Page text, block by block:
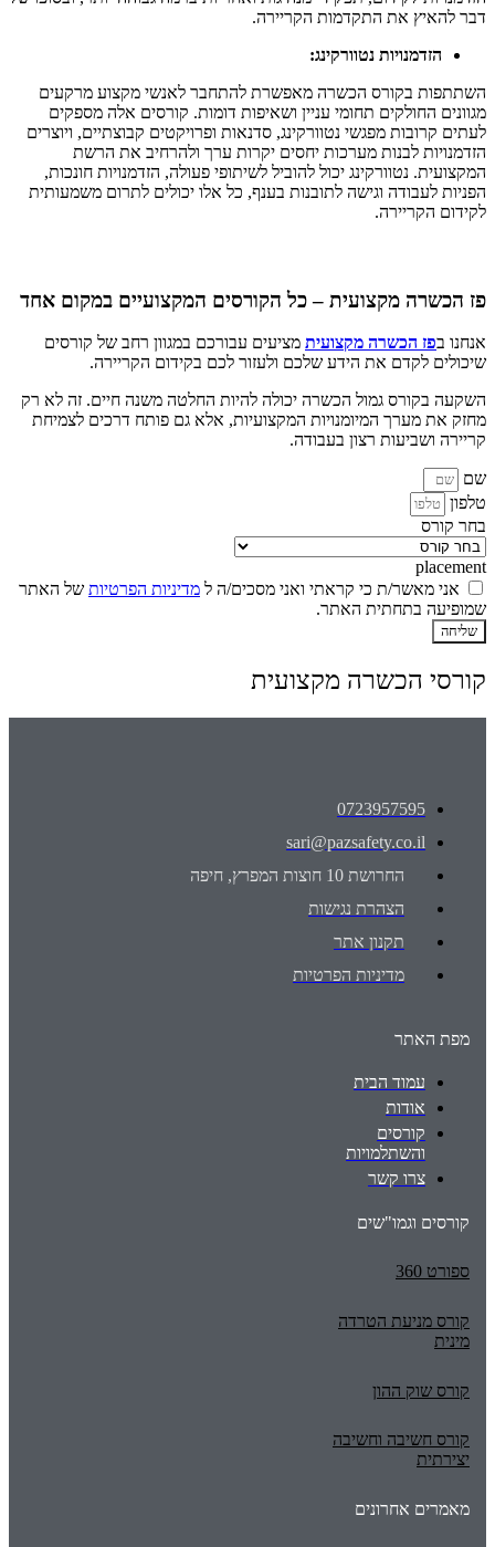
דבר להאיץ את התקדמות הקריירה.
הזדמנויות נטוורקינג:
השתתפות בקורס הכשרה מאפשרת להתחבר לאנשי מקצוע מרקעים
מגוונים החולקים תחומי עניין ושאיפות דומות. קורסים אלה מספקים
לעתים קרובות מפגשי נטוורקינג, סדנאות ופרויקטים קבוצתיים, ויוצרים
הזדמנויות לבנות מערכות יחסים יקרות ערך ולהרחיב את הרשת
המקצועית. נטוורקינג יכול להוביל לשיתופי פעולה, הזדמנויות חונכות,
הפניות לעבודה וגישה לתובנות בענף, כל אלו יכולים לתרום משמעותית
לקידום הקריירה.
פז הכשרה מקצועית –כל הקורסים המקצועיים במקום אחד
אנחנו בפז הכשרה מקצועיתמציעים עבורכם במגוון רחב של קורסים
שיכולים לקדם את הידע שלכם ולעזור לכם בקידום הקריירה.
השקעה בקורס גמול הכשרה יכולה להיות החלטה משנה חיים. זה לא רק
מחזק את מערך המיומנויות המקצועיות, אלא גם פותח דרכים לצמיחת
קריירה ושביעות רצון בעבודה.
שם
טלפון
בחר קורס
placement
אני מאשר/ת כי קראתי ואני מסכים/ה ל מדיניות הפרטיותשל האתר
שמופיעה בתחתית האתר.
שליחה
קורסי הכשרה מקצועית
0723957595
sari@pazsafety.co.il
החרושת 10 חוצות המפרץ, חיפה
הצהרת נגישות
תקנון אתר
מדיניות הפרטיות
מפת האתר
עמוד הבית
אודות
קורסים
והשתלמויות
צרו קשר
קורסים וגמו"שים
ספורט 360
קורס מניעת הטרדה
מינית
קורס שוק ההון
קורס חשיבה וחשיבה
יצירתית
מאמרים אחרונים